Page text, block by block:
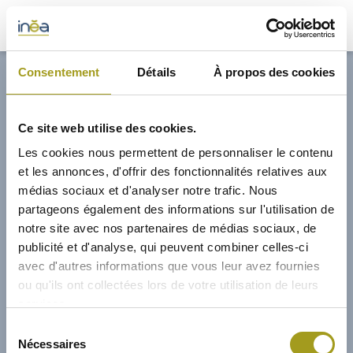
Consentement Détails À propos des cookies
Ce site web utilise des cookies.
Les cookies nous permettent de personnaliser le contenu
et les annonces, d'offrir des fonctionnalités relatives aux
médias sociaux et d'analyser notre trafic. Nous
partageons également des informations sur l'utilisation de
notre site avec nos partenaires de médias sociaux, de
publicité et d'analyse, qui peuvent combiner celles-ci
avec d'autres informations que vous leur avez fournies
ou qu'ils ont collectées lors de votre utilisation de leurs
Nécessaires
32,70€
ACTUS
INVESTISSEURS
PORTE-DOCUMENTS
GREEN BUILDING